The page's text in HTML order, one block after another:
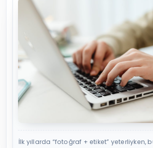
İlk yıllarda “fotoğraf + etiket” yeterliyken,